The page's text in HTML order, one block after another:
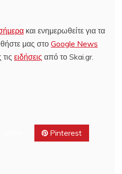
και ενημερωθείτε για τα
μας στο Google News
ειδήσεις από το Skai.gr.
Pinterest